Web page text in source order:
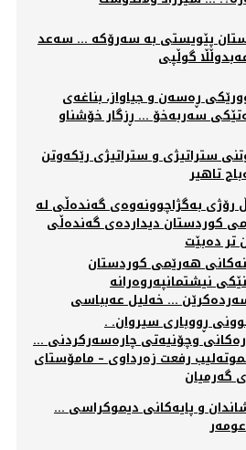
پێویستی به‌ سه‌رۆكه‌ ... سه‌عد
گوڵپی
ڕه‌سه‌ن و جیاواز، بناغه‌ی
سه‌ربه‌خۆ ... ڕزگار خۆشناو
ستراتیژی و ستراتیژی رێکەوتن
تاھیر
رۆژى بەگژاچوونەوەى گەندەڵى لە
کوردستان دیداردەى گەندەڵى
تر دەبێت
هەرێمی کوردستان
نیشتمانپەروەرانە
... خەلیل عەبباسی
ڕووباری سیروان. .
وچۆنیه‌تی چاره‌سه‌ركردنی ...
رفعت زه‌رداوی – مامۆستای
گه‌رمیان
و پایەكانی دیموكراسی ...
عومەر